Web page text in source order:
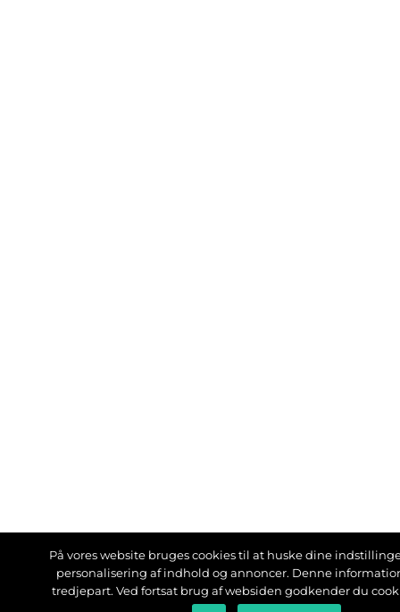
På vores website bruges cookies til at huske dine
personalisering af indhold og annoncer. Denne
tredjepart. Ved fortsat brug af websiden godkender du